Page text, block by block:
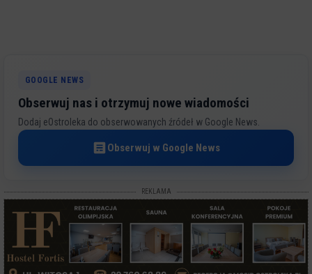
GOOGLE NEWS
Obserwuj nas i otrzymuj nowe wiadomości
Dodaj eOstroleka do obserwowanych źródeł w Google News.
Obserwuj w Google News
REKLAMA